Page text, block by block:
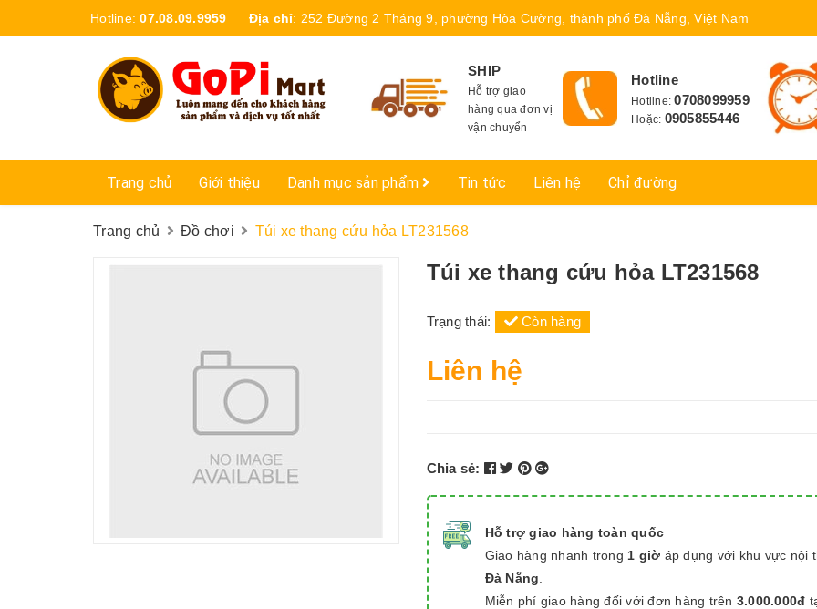
Hotline:07.08.09.9959 Địa chỉ: 252 Đường 2 Tháng 9, phường Hòa Cường, thành phố Đà Nẵng, Việt Nam
SHIP
Hỗ trợ giao
hàng qua đơn vị
vận chuyển
Hotline
Hotline:0708099959
Hoặc: 0905855446
Trang chủ Giới thiệu Danh mục sản phẩm Tin tức Liên hệ Chỉ đường
Trang chủ Đồ chơi Túi xe thang cứu hỏa LT231568
Túi xe thang cứu hỏa LT231568
Trạng thái: Còn hàng
Liên hệ
Chia sẻ:
Hỗ trợ giao hàng toàn quốc
Giao hàng nhanh trong 1 giờ áp dụng với khu vực nội
Đà Nẵng
Miễn phí giao hàng đối với đơn hàng trên 3.000.000đ